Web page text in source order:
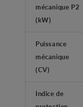
mécanique P2
(kW)
Puissance
mécanique
(CV)
Indice de